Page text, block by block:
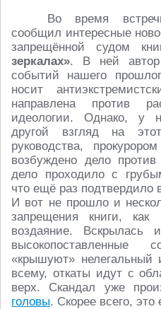
Во время
сообщил интересные
запрещённой судом
зеркалах». В ней автор
событий нашего
носит
направлена против
идеологии. Однако, у
другой взгляд на
руководства,
возбуждено дело
дело проходило с
что ещё раз подтвердило
И вот не прошло и
запрещения книги, как
воздаяние.
высокопоставленные
«крышуют» нелегальный
всему, откаты идут с
верх. Скандал уже
головы. Скорее всего,